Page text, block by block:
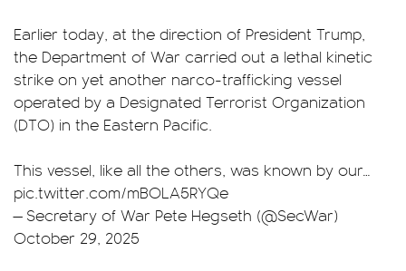
Earlier today, at the direction of President Trump,
the Department of War carried out a lethal kinetic
strike on yet another narco-trafficking vessel
operated by a Designated Terrorist Organization
(DTO) in the Eastern Pacific.
This vessel, like all the others, was known by our…
pic.twitter.com/mBOLA5RYQe
— Secretary of War Pete Hegseth (@SecWar)
October 29, 2025